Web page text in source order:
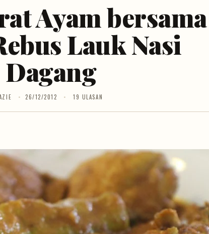
Ayam bersama
Lauk Nasi
Dagang
26/12/2012 19 ULASAN